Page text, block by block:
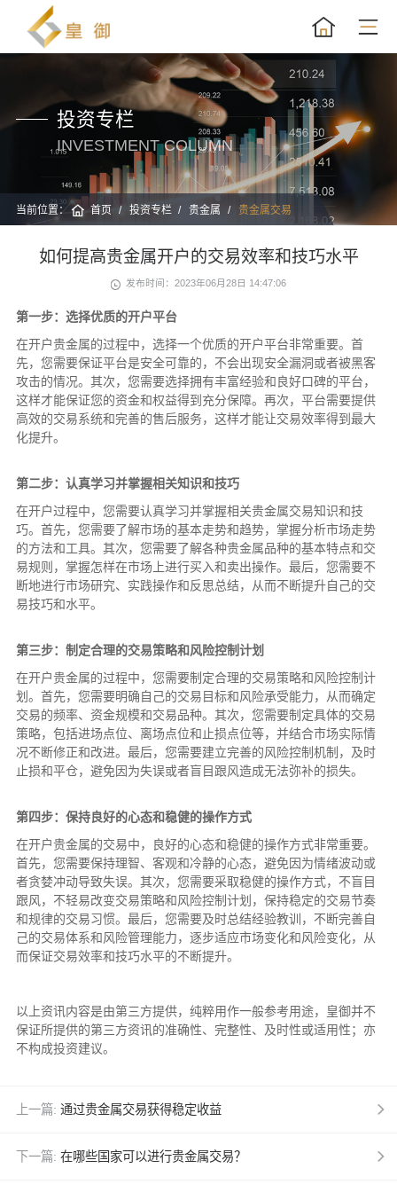
投资专栏
INVESTMENT COLUMN
当前位置： 首页 投资专栏 贵金属 贵金属交易
如何提高贵金属开户的交易效率和技巧水平
发布时间：2023年06月28日 14:47:06
第一步：选择优质的开户平台
在开户贵金属的过程中，选择一个优质的开户平台非常重要。首
先，您需要保证平台是安全可靠的，不会出现安全漏洞或者被黑客
攻击的情况。其次，您需要选择拥有丰富经验和良好口碑的平台，
这样才能保证您的资金和权益得到充分保障。再次，平台需要提供
高效的交易系统和完善的售后服务，这样才能让交易效率得到最大
化提升。
第二步：认真学习并掌握相关知识和技巧
在开户过程中，您需要认真学习并掌握相关贵金属交易知识和技
巧。首先，您需要了解市场的基本走势和趋势，掌握分析市场走势
的方法和工具。其次，您需要了解各种贵金属品种的基本特点和交
易规则，掌握怎样在市场上进行买入和卖出操作。最后，您需要不
断地进行市场研究、实践操作和反思总结，从而不断提升自己的交
易技巧和水平。
第三步：制定合理的交易策略和风险控制计划
在开户贵金属的过程中，您需要制定合理的交易策略和风险控制计
划。首先，您需要明确自己的交易目标和风险承受能力，从而确定
交易的频率、资金规模和交易品种。其次，您需要制定具体的交易
策略，包括进场点位、离场点位和止损点位等，并结合市场实际情
况不断修正和改进。最后，您需要建立完善的风险控制机制，及时
止损和平仓，避免因为失误或者盲目跟风造成无法弥补的损失。
第四步：保持良好的心态和稳健的操作方式
在开户贵金属的交易中，良好的心态和稳健的操作方式非常重要。
首先，您需要保持理智、客观和冷静的心态，避免因为情绪波动或
者贪婪冲动导致失误。其次，您需要采取稳健的操作方式，不盲目
跟风，不轻易改变交易策略和风险控制计划，保持稳定的交易节奏
和规律的交易习惯。最后，您需要及时总结经验教训，不断完善自
己的交易体系和风险管理能力，逐步适应市场变化和风险变化，从
而保证交易效率和技巧水平的不断提升。
以上资讯内容是由第三方提供，纯粹用作一般参考用途，皇御并不
保证所提供的第三方资讯的准确性、完整性、及时性或适用性；亦
不构成投资建议。
上一篇: 通过贵金属交易获得稳定收益
下一篇: 在哪些国家可以进行贵金属交易？